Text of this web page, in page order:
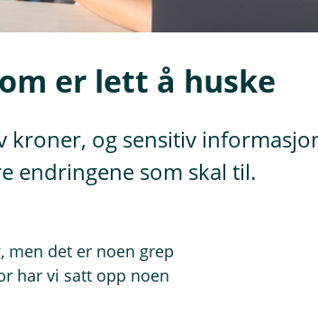
er lett å huske
og sensitiv
endringene som skal til.
men det er noen grep
har vi satt opp noen